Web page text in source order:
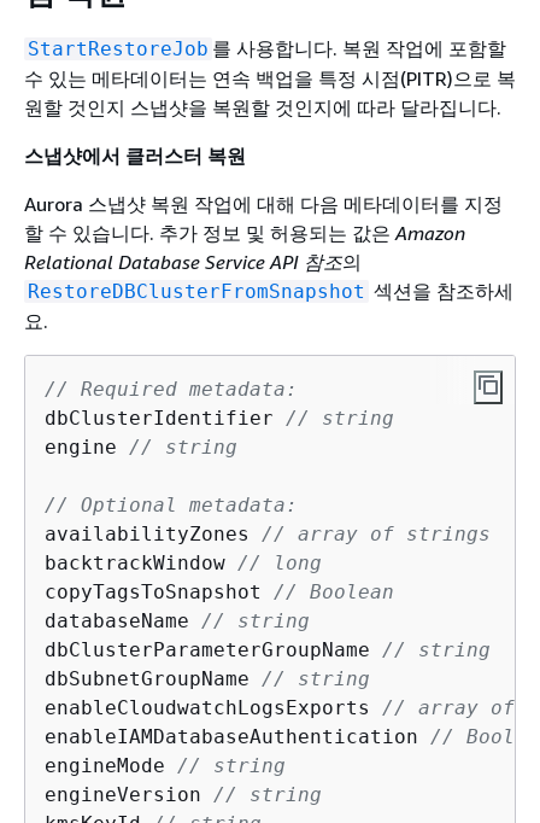
StartRestoreJob 를 사용합니다. 복원 작업에 포함할
수 있는 메타데이터는 연속 백업을 특정 시점(PITR)으로 복
원할 것인지 스냅샷을 복원할 것인지에 따라 달라집니다.
스냅샷에서 클러스터 복원
Aurora 스냅샷 복원 작업에 대해 다음 메타데이터를 지정
할 수 있습니다. 추가 정보 및 허용되는 값은Amazon
Relational Database Service API 참조의
RestoreDBClusterFromSnapshot 섹션을 참조하세
요.
// Required metadata:
dbClusterIdentifier // string
engine // string
// Optional metadata:
availabilityZones // array of strings
backtrackWindow // long
copyTagsToSnapshot // Boolean
databaseName // string
dbClusterParameterGroupName // string
dbSubnetGroupName // string
enableCloudwatchLogsExports // array of
enableIAMDatabaseAuthentication //
engineMode // string
engineVersion // string